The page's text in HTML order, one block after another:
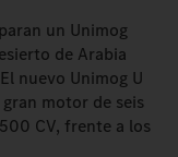
un Unimog
de Arabia
nuevo Unimog U
motor de seis
CV, frente a los